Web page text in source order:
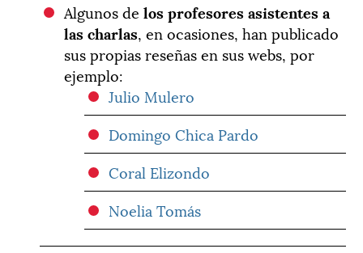
Algunos delos profesores asistentes a
las charlas, en ocasiones, han publicado
sus propias reseñas en sus webs, por
ejemplo:
Julio Mulero
Domingo Chica Pardo
Coral Elizondo
Noelia Tomás